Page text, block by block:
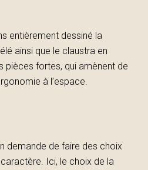
entièrement dessiné la
ainsi que le claustra en
pièces fortes, qui amènent de
à l’espace.
demande de faire des choix
Ici, le choix de la